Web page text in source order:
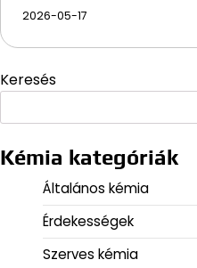
2026-05-17
Keresés
Kémia kategóriák
Általános kémia
Érdekességek
Szerves kémia